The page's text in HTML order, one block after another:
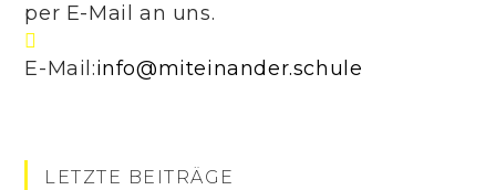
per E-Mail an uns.
E-Mail:info@miteinander.schule
LETZTE BEITRÄGE